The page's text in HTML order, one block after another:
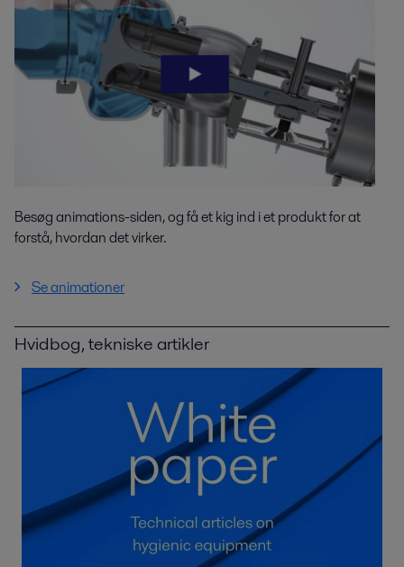
Besøg animations-siden, og få et kig ind i et produkt for at
forstå, hvordan det virker.
Se animationer
Hvidbog, tekniske artikler